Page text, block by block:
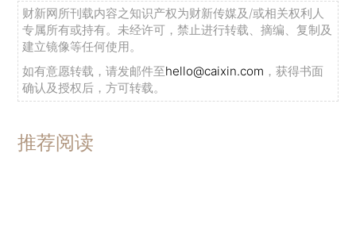
财新网所刊载内容之知识产权为财新传媒及/或相关权利人
专属所有或持有。未经许可，禁止进行转载、摘编、复制及
建立镜像等任何使用。
如有意愿转载，请发邮件至hello@caixin.com ，获得书面
确认及授权后，方可转载。
推荐阅读